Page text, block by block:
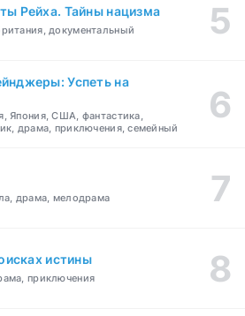
Рейха. Тайны нацизма
документальный
Успеть на
Япония, США, фантастика,
драма, приключения, семейный
драма, мелодрама
истины
приключения